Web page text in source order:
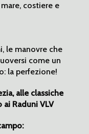
costiere e
le manovre che
come un
la perfezione!
alle classiche
ai Raduni VLV